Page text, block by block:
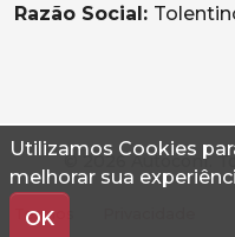
Utilizamos Cookies
melhorar sua
OK
Razão Social:
© 2026 Autoconf.
Termos